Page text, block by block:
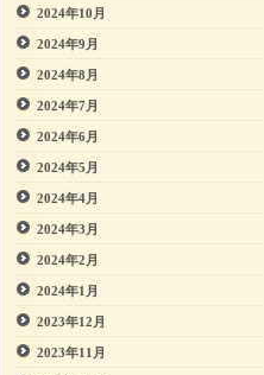
2024年10月
2024年9月
2024年8月
2024年7月
2024年6月
2024年5月
2024年4月
2024年3月
2024年2月
2024年1月
2023年12月
2023年11月